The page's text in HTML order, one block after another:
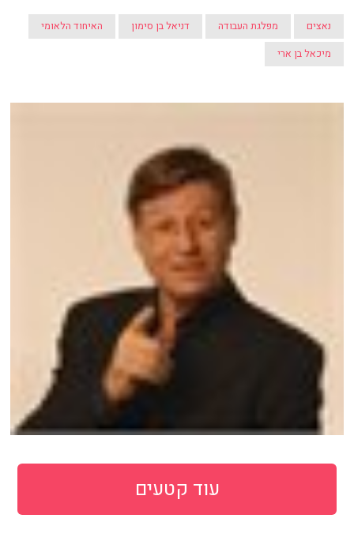
נאצים מפלגת העבודה דניאל בן סימון
האיחוד הלאומי
מיכאל בן ארי
עוד קטעים